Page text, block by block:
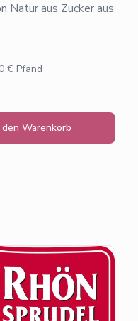
aus Zucker aus
€ Pfand
den Warenkorb